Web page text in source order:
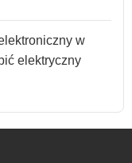
w
elektryczny